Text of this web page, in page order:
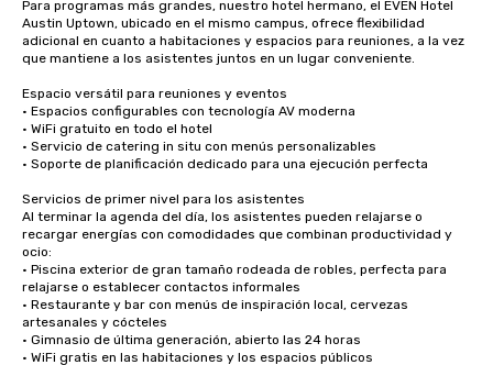
Para programas más grandes, nuestro hotel hermano, el EVEN Hotel
Austin Uptown, ubicado en el mismo campus, ofrece flexibilidad
adicional en cuanto a habitaciones y espacios para reuniones, a la vez
que mantiene a los asistentes juntos en un lugar conveniente.
Espacio versátil para reuniones y eventos
• Espacios configurables con tecnología AV moderna
• WiFi gratuito en todo el hotel
• Servicio de catering in situ con menús personalizables
• Soporte de planificación dedicado para una ejecución perfecta
Servicios de primer nivel para los asistentes
Al terminar la agenda del día, los asistentes pueden relajarse o
recargar energías con comodidades que combinan productividad y
ocio:
• Piscina exterior de gran tamaño rodeada de robles, perfecta para
relajarse o establecer contactos informales
• Restaurante y bar con menús de inspiración local, cervezas
artesanales y cócteles
• Gimnasio de última generación, abierto las 24 horas
• WiFi gratis en las habitaciones y los espacios públicos